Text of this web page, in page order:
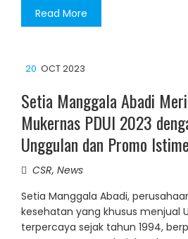
Read More
20 OCT 2023
Setia Manggala Abadi
Mukernas PDUI 2023
Unggulan dan Promo
CSR, News
Setia Manggala Abadi,
kesehatan yang khusus menjual
terpercaya sejak tahun 1994,